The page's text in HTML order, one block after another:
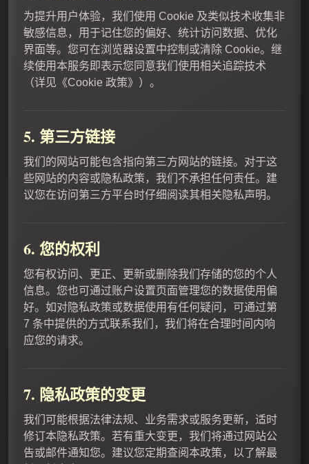
为提升用户体验，我们使用 Cookie 及类似技术收集非
敏感信息，用于记住您的偏好、统计访问数据、优化
界面等。您可在浏览器设置中控制或清除 Cookie。继
续使用本服务即表示您同意我们使用相关追踪技术
（详见《Cookie 政策》）。
5. 第三方链接
我们的网站可能包含指向第三方网站的链接。对于这
些网站的内容或隐私政策，我们不承担任何责任。建
议您在访问第三方平台时仔细阅读其相关隐私声明。
6. 您的权利
您有权访问、更正、更新或删除我们存储的您的个人
信息。您也可通过账户设置页面管理您的数据使用偏
好。如对隐私政策或数据使用有任何疑问，可通过第
7 条中提供的方式联系我们，我们将在合理时间内响
应您的请求。
7. 隐私政策的变更
我们可能根据法律法规、业务需求或服务更新，适时
修订本隐私政策。若有重大变更，我们将通过网站公
告或邮件通知您。建议您定期查阅本政策，以了解最